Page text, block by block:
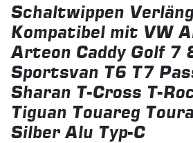
Schaltwippen
Kompatibel mit VW
Arteon Caddy Golf 7
Sportsvan T6 T7
Sharan T-Cross T-
Tiguan Touareg
Silber Alu Typ-C